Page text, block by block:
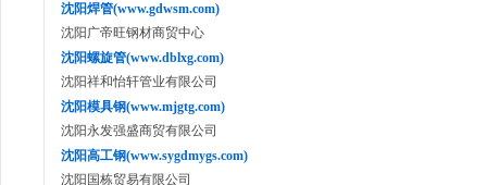
沈阳焊管(www.gdwsm.com)
沈阳广帝旺钢材商贸中心
沈阳螺旋管(www.dblxg.com)
沈阳祥和怡轩管业有限公司
沈阳模具钢(www.mjgtg.com)
沈阳永发强盛商贸有限公司
沈阳高工钢(www.sygdmygs.com)
沈阳国栋贸易有限公司